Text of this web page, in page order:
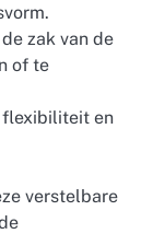
zak van de
of te
flexibiliteit en
verstelbare